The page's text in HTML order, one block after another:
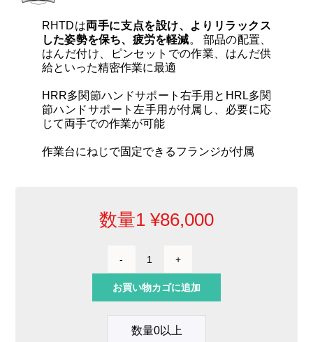
RHTDは両手に支点を設け、よりリラックス
した姿勢を保ち、疲労を軽減。 部品の配置、
はんだ付け、ピンセットでの作業、はんだ供
給といった精密作業に最適
HRR多関節ハンドサポート右手用とHRL多関
節ハンドサポート左手用が付属し、必要に応
じて両手での作業が可能
作業台にねじで固定できるフランジが付属
数量1 ¥86,000
多
節
ド
お買い物カゴに追加
数量0以上